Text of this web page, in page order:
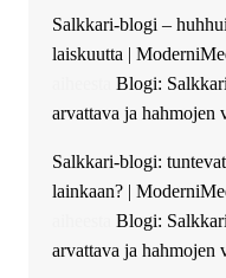
The Admin: High
successfully installed
Ajax Chat.
Salkkari-blogi –
laiskuutta |
Blogi:
arvattava ja hahmojen
Salkkari-blogi:
lainkaan? |
Blogi:
arvattava ja hahmojen